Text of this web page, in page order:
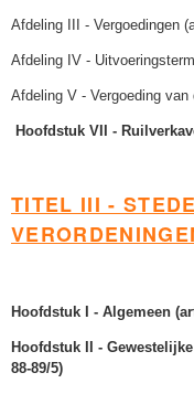
Afdeling III - Vergoedingen
Afdeling IV -
Afdeling V - Vergoeding van
Hoofdstuk VII -
TITEL III -
Hoofdstuk I - Algemeen
Hoofdstuk II -
88-89/5)